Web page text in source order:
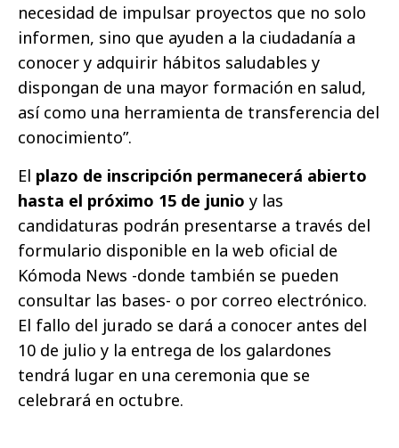
necesidad de impulsar proyectos que no solo
informen, sino que ayuden a la ciudadanía a
conocer y adquirir hábitos saludables y
dispongan de una mayor formación en salud,
así como una herramienta de transferencia del
conocimiento”.
El plazo de inscripción permanecerá abierto
hasta el próximo 15 de junio y las
candidaturas podrán presentarse a través del
formulario disponible en la web oficial de
Kómoda News -donde también se pueden
consultar las bases- o por correo electrónico.
El fallo del jurado se dará a conocer antes del
10 de julio y la entrega de los galardones
tendrá lugar en una ceremonia que se
celebrará en octubre.